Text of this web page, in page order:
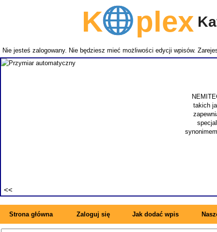
Kplex
Nie jesteś zalogowany. Nie będziesz mieć możliwości edycji wpisów.
takich
Strona główna Zaloguj się Jak dodać wpis